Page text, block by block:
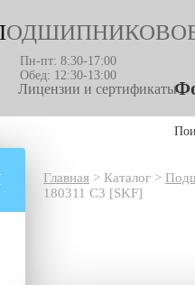
Пн-пт: 8:30-17:00
Обед: 12:30-13:00
Лицензии и сертификаты
Главная > Каталог >
180311 C3 [SKF]